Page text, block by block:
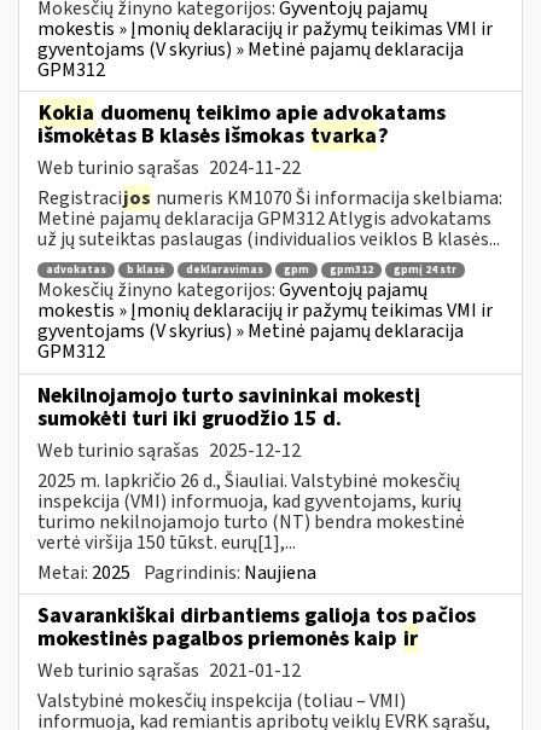
Mokesčių žinyno kategorijos:Gyventojų pajamų
mokestis » Įmonių deklaracijų ir pažymų teikimas VMI ir
gyventojams (V skyrius) » Metinė pajamų deklaracija
GPM312
Kokia duomenų teikimo apie advokatams
išmokėtas B klasės išmokas tvarka?
Web turinio sąrašas 2024-11-22
Registracijos numeris KM1070 Ši informacija skelbiama:
Metinė pajamų deklaracija GPM312 Atlygis advokatams
už jų suteiktas paslaugas (individualios veiklos B klasės...
advokatas b klasė deklaravimas gpm gpm312 gpmį 24 str
Mokesčių žinyno kategorijos:Gyventojų pajamų
mokestis » Įmonių deklaracijų ir pažymų teikimas VMI ir
gyventojams (V skyrius) » Metinė pajamų deklaracija
GPM312
Nekilnojamojo turto savininkai mokestį
sumokėti turi iki gruodžio 15 d.
Web turinio sąrašas 2025-12-12
2025 m. lapkričio 26 d., Šiauliai. Valstybinė mokesčių
inspekcija (VMI) informuoja, kad gyventojams, kurių
turimo nekilnojamojo turto (NT) bendra mokestinė
vertė viršija 150 tūkst. eurų[1],...
Metai: 2025 Pagrindinis: Naujiena
Savarankiškai dirbantiems galioja tos pačios
mokestinės pagalbos priemonės kaip ir
Web turinio sąrašas 2021-01-12
Valstybinė mokesčių inspekcija (toliau – VMI)
informuoja, kad remiantis apribotų veiklų EVRK sąrašu,